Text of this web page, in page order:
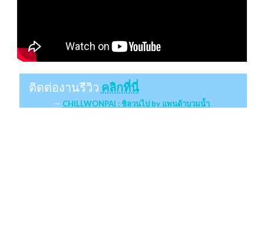
ติดต่องานรีวิว คลิกที่นี่
CHILLWONPAI : ชิลวนไป by แพนด้าบวมน้ำ